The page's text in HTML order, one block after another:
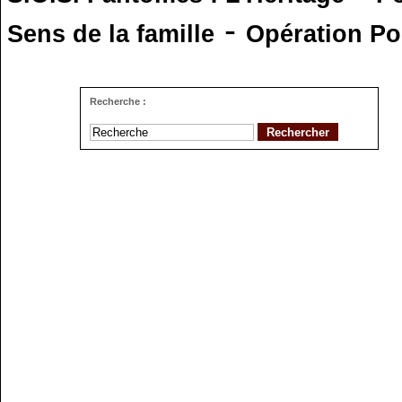
Sens de la famille - Opération
Recherche :